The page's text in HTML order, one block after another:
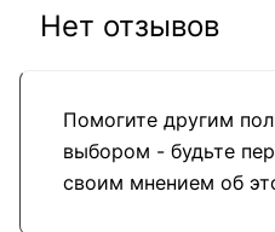
Помогите другим
выбором - будьте
своим мнением об
Нет отзывов